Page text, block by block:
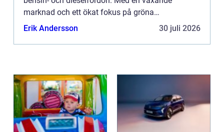
marknad och ett ökat fokus på gröna
innovationsl&...
Erik Andersson 30 juli 2026